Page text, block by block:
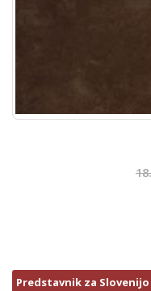
Predstavnik za Slovenijo